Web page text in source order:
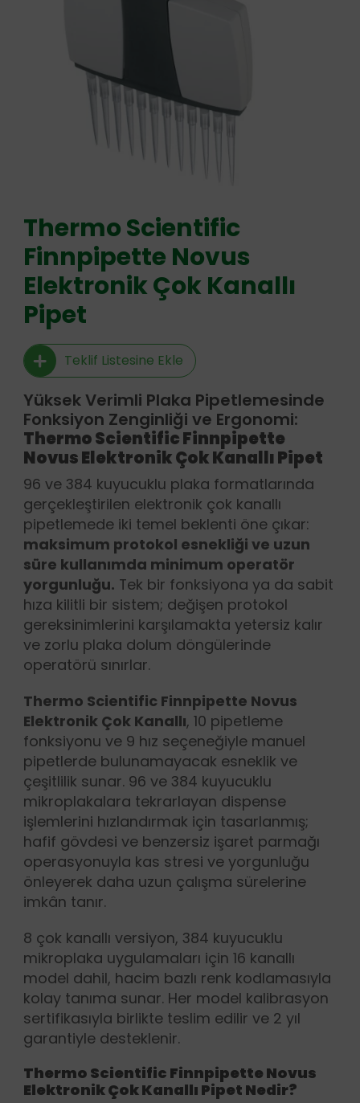
Thermo Scientific
Finnpipette Novus
Elektronik Çok Kanallı
Pipet
Teklif Listesine Ekle
Yüksek Verimli Plaka Pipetlemesinde
Fonksiyon Zenginliği ve Ergonomi:
Thermo Scientific Finnpipette
Novus Elektronik Çok Kanallı Pipet
96 ve 384 kuyucuklu plaka formatlarında
gerçekleştirilen elektronik çok kanallı
pipetlemede iki temel beklenti öne çıkar:
maksimum protokol esnekliği ve uzun
süre kullanımda minimum operatör
yorgunluğu. Tek bir fonksiyona ya da sabit
hıza kilitli bir sistem; değişen protokol
gereksinimlerini karşılamakta yetersiz kalır
ve zorlu plaka dolum döngülerinde
operatörü sınırlar.
Thermo Scientific Finnpipette Novus
Elektronik Çok Kanallı, 10 pipetleme
fonksiyonu ve 9 hız seçeneğiyle manuel
pipetlerde bulunamayacak esneklik ve
çeşitlilik sunar. 96 ve 384 kuyucuklu
mikroplakalara tekrarlayan dispense
işlemlerini hızlandırmak için tasarlanmış;
hafif gövdesi ve benzersiz işaret parmağı
operasyonuyla kas stresi ve yorgunluğu
önleyerek daha uzun çalışma sürelerine
imkân tanır.
8 çok kanallı versiyon, 384 kuyucuklu
mikroplaka uygulamaları için 16 kanallı
model dahil, hacim bazlı renk kodlamasıyla
kolay tanıma sunar. Her model kalibrasyon
sertifikasıyla birlikte teslim edilir ve 2 yıl
garantiyle desteklenir.
Thermo Scientific Finnpipette Novus
Elektronik Çok Kanallı Pipet Nedir?